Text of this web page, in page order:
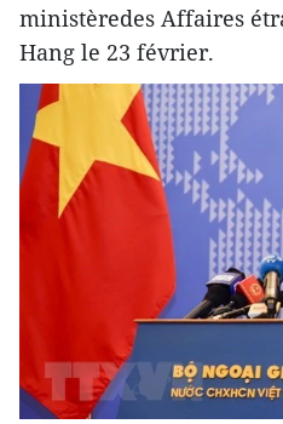
ministèredes Affaires
Hang le 23 février.